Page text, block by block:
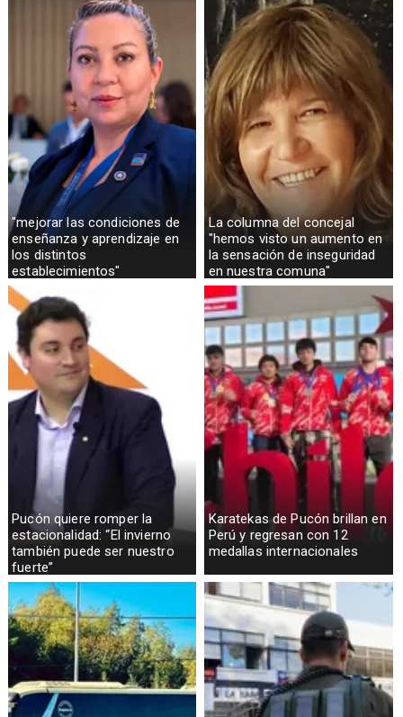
"mejorar las condiciones de
enseñanza y aprendizaje en
los distintos
establecimientos"
La columna del concejal
"hemos visto un aumento en
la sensación de inseguridad
en nuestra comuna"
Pucón quiere romper la
estacionalidad: “El invierno
también puede ser nuestro
fuerte”
Karatekas de Pucón brillan en
Perú y regresan con 12
medallas internacionales